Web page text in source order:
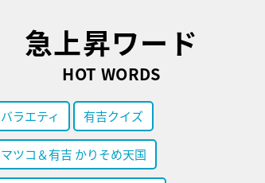
急上昇ワード
HOT WORDS
バラエティ 有吉クイズ
マツコ＆有吉 かりそめ天国